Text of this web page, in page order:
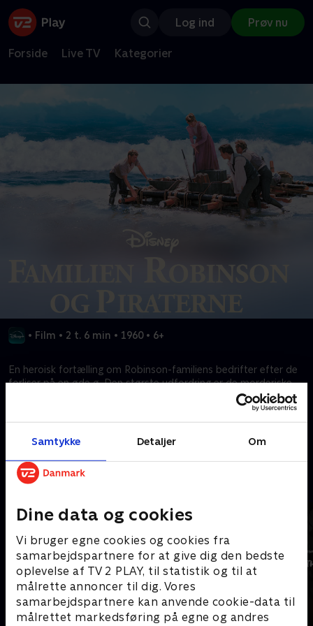
Samtykke Detaljer Om
Dine data og cookies
Vi bruger egne cookies og cookies fra
samarbejdspartnere for at give dig den bedste
oplevelse af TV 2 PLAY, til statistik og til at
målrette annoncer til dig. Vores
samarbejdspartnere kan anvende cookie-data til
målrettet markedsføring på egne og andres
Log ind Prøv nu
Forside Live TV Kategorier
• Film • 2 t. 6 min • 1960 • 6+
En heroisk fortælling om Robinson-familiens bedrifter efter de
forliser på en øde ø. Den største udfordring er de morderiske
pirater, der vil ødelægge familiens midlertidige paradis.
Kræver tilkøb
Mere indhold fra Disney+